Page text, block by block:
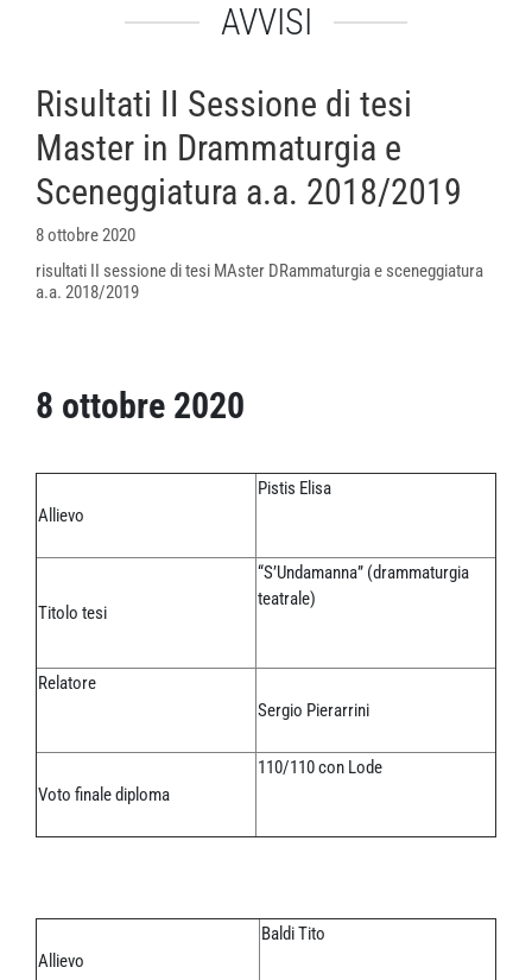
AVVISI
Risultati II Sessione di tesi
Master in Drammaturgia e
Sceneggiatura a.a. 2018/2019
8 ottobre 2020
risultati II sessione di tesi MAster DRammaturgia e sceneggiatura
a.a. 2018/2019
8 ottobre 2020
Allievo
Pistis Elisa
Titolo tesi
“S’Undamanna” (drammaturgia
teatrale)
Relatore
Sergio Pierarrini
Voto finale diploma
110/110 con Lode
Allievo
Baldi Tito